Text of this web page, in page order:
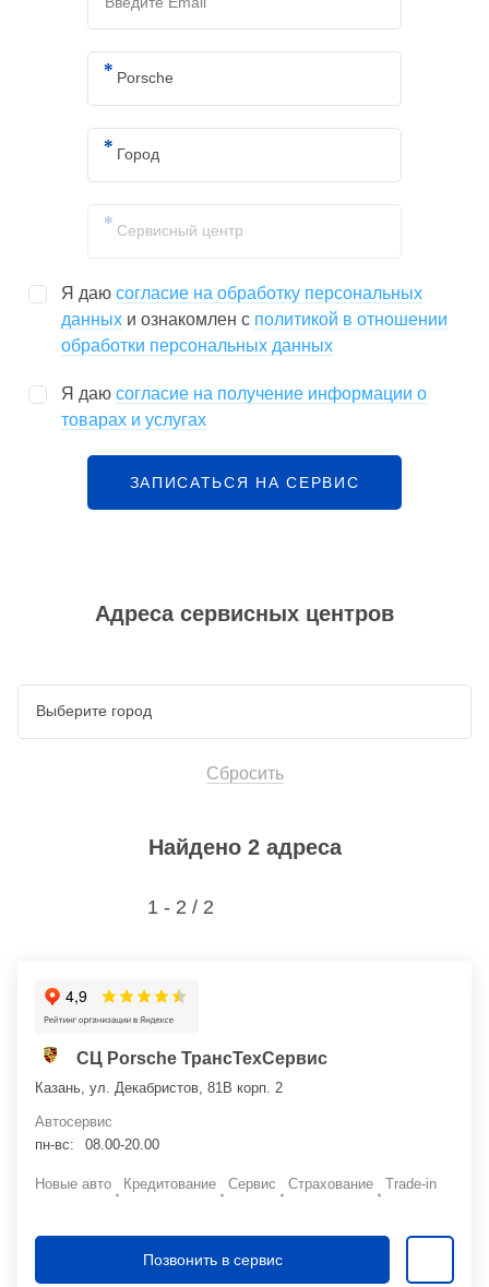
Я даю согласие на обработку персональных
данных и ознакомлен с политикой в отношении
обработки персональных данных
Я даю согласие на получение информации о
товарах и услугах
ЗАПИСАТЬСЯ НА СЕРВИС
Адреса сервисных центров
Сбросить
Найдено 2 адреса
1 - 2 / 2
СЦ Porsche ТрансТехСервис
Казань, ул. Декабристов, 81В корп. 2
Автосервис
пн-вс:
08.00-20.00
Новые авто Кредитование Сервис Страхование Trade-in
Позвонить в сервис